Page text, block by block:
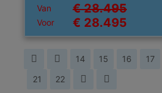
Van € 28.495
Voor € 28.495
14 15 16 17
21
22